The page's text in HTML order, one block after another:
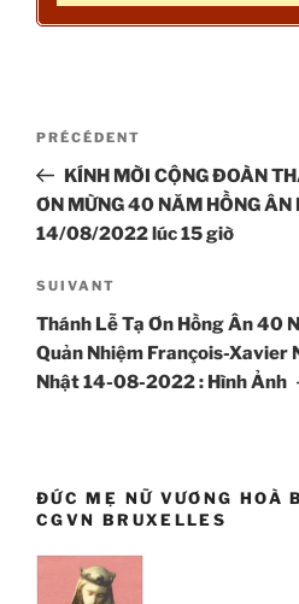
Navigation
l’article
Article
précédent
PRÉCÉDENT
KÍNH MỜI CỘNG ĐOÀN
ƠN MỪNG 40 NĂM HỒNG ÂN
14/08/2022 lúc 15 giờ
Article
suivant
SUIVANT
Thánh Lễ Tạ Ơn Hồng Ân 40
Quản Nhiệm François-Xavier
Nhật 14-08-2022 : Hình Ảnh
ĐỨC MẸ NỮ VƯƠNG HOÀ
CGVN BRUXELLES